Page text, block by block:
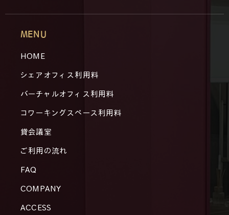
MENU
HOME
シェアオフィス利用料
バーチャルオフィス利用料
コワーキングスペース利用料
貸会議室
ご利用の流れ
FAQ
COMPANY
ACCESS